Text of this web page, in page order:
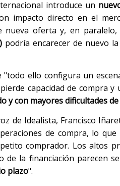
introduce un
impacto directo en el
nueva oferta y, en paralelo,
podría encarecer de nuevo
"todo ello configura un
capacidad de compra
y con mayores dificultades de
de Idealista, Francisco
de compra, lo que
comprador. Los altos
de la financiación parecen
plazo".